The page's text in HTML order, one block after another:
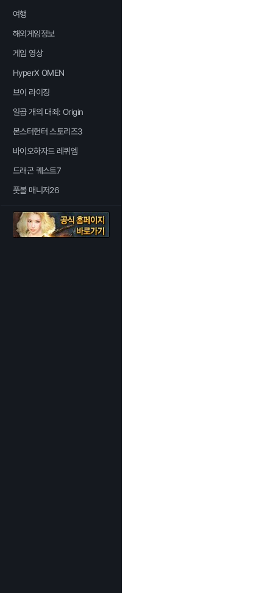
여행
해외게임정보
게임 영상
HyperX OMEN
브이 라이징
일곱 개의 대죄: Origin
몬스터헌터 스토리즈3
바이오하자드 레퀴엠
드래곤 퀘스트7
풋볼 매니저26